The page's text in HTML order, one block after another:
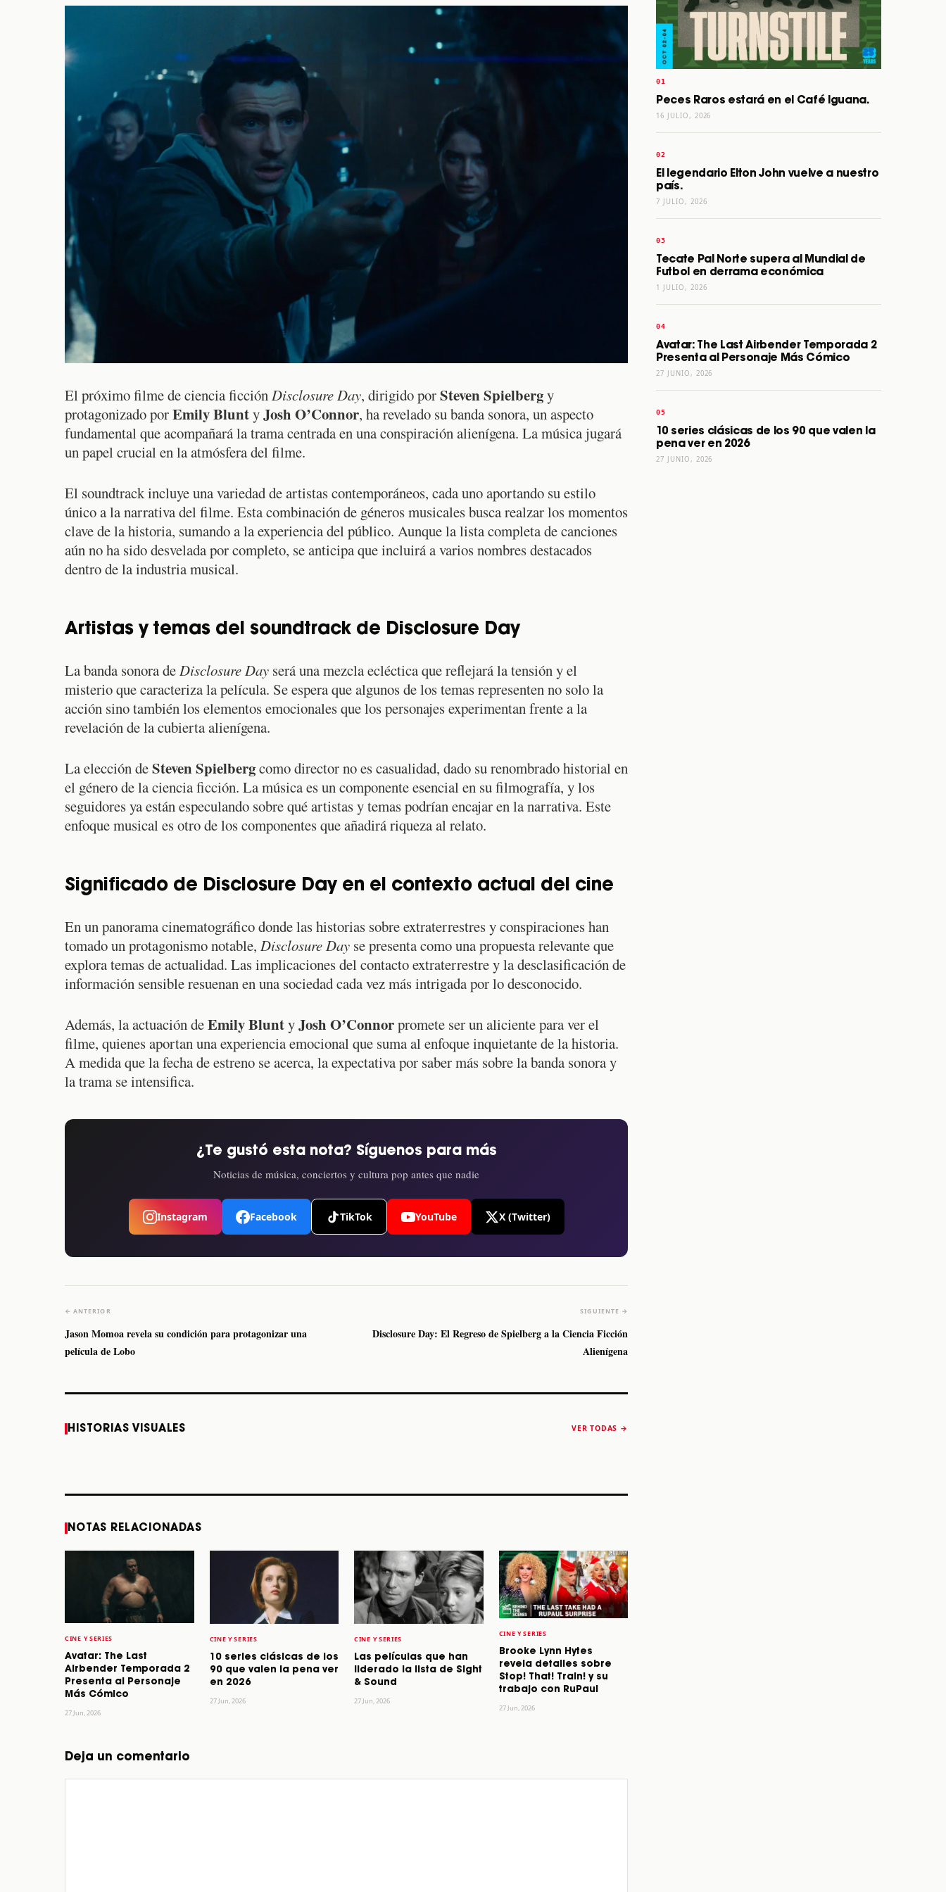
El próximo filme de ciencia ficciónDisclosure Day, dirigido porSteven Spielbergy
protagonizado porEmily BluntyJosh O’Connor, ha revelado su banda sonora, un aspecto
fundamental que acompañará la trama centrada en una conspiración alienígena. La música jugará
un papel crucial en la atmósfera del filme.
El soundtrack incluye una variedad de artistas contemporáneos, cada uno aportando su estilo
único a la narrativa del filme. Esta combinación de géneros musicales busca realzar los momentos
clave de la historia, sumando a la experiencia del público. Aunque la lista completa de canciones
aún no ha sido desvelada por completo, se anticipa que incluirá a varios nombres destacados
dentro de la industria musical.
Artistas y temas del soundtrack de Disclosure Day
La banda sonora deDisclosure Day será una mezcla ecléctica que reflejará la tensión y el
misterio que caracteriza la película. Se espera que algunos de los temas representen no solo la
acción sino también los elementos emocionales que los personajes experimentan frente a la
revelación de la cubierta alienígena.
La elección deSteven Spielbergcomo director no es casualidad, dado su renombrado historial en
el género de la ciencia ficción. La música es un componente esencial en su filmografía, y los
seguidores ya están especulando sobre qué artistas y temas podrían encajar en la narrativa. Este
enfoque musical es otro de los componentes que añadirá riqueza al relato.
Significado de Disclosure Day en el contexto actual del cine
En un panorama cinematográfico donde las historias sobre extraterrestres y conspiraciones han
tomado un protagonismo notable, Disclosure Day se presenta como una propuesta relevante que
explora temas de actualidad. Las implicaciones del contacto extraterrestre y la desclasificación de
información sensible resuenan en una sociedad cada vez más intrigada por lo desconocido.
Además, la actuación deEmily BluntyJosh O’Connorpromete ser un aliciente para ver el
filme, quienes aportan una experiencia emocional que suma al enfoque inquietante de la historia.
A medida que la fecha de estreno se acerca, la expectativa por saber más sobre la banda sonora y
la trama se intensifica.
¿Te gustó esta nota? Síguenos para más
Noticias de música, conciertos y cultura pop antes que nadie
Instagram Facebook TikTok YouTube X (Twitter)
← ANTERIOR
Jason Momoa revela su condición para protagonizar una
película de Lobo
SIGUIENTE →
Disclosure Day: El Regreso de Spielberg a la Ciencia Ficción
Alienígena
HISTORIAS VISUALES VER TODAS →
Monterrey el próximo
NOTAS RELACIONADAS
CINE Y SERIES
Avatar: The Last
Airbender Temporada 2
Presenta al Personaje
Más Cómico
27 Jun, 2026
CINE Y SERIES
10 series clásicas de los
90 que valen la pena ver
en 2026
27 Jun, 2026
CINE Y SERIES
Las películas que han
liderado la lista de Sight
& Sound
27 Jun, 2026
CINE Y SERIES
Brooke Lynn Hytes
revela detalles sobre
Stop! That! Train! y su
trabajo con RuPaul
27 Jun, 2026
Deja un comentario
Peces Raros estará en el Café Iguana.
16 JULIO, 2026
El legendario Elton John vuelve a nuestro
país.
7 JULIO, 2026
Tecate Pal Norte supera al Mundial de
Futbol en derrama económica
1 JULIO, 2026
Avatar: The Last Airbender Temporada 2
Presenta al Personaje Más Cómico
27 JUNIO, 2026
10 series clásicas de los 90 que valen la
pena ver en 2026
27 JUNIO, 2026